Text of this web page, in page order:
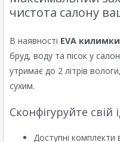
чистота салону
В наявності EVA килимки
бруд, воду та пісок у
утримає до 2 літрів
сухим.
Сконфігуруйте
Доступні комплекти